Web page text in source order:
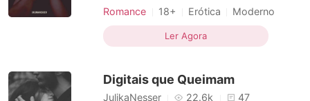
nenhum visitante do local. Mas acaba
os olhinhos inocentes de Jade adentrarem
o clube pela primeira vez.
Romance 18+ Erótica
Moderno
Armadilha
Identidade oculta
Criminosos
Máfia
Teimosa
Ler Agora
Digitais que Queimam
JulikaNesser 22.6k 47